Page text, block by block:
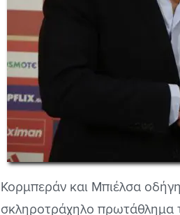
Κορμπεράν και Μπιέλσα
σκληροτράχηλο πρωτάθλημα